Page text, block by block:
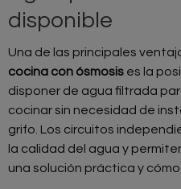
disponible
Una de las principales
cocina con ósmosis es la
disponer de agua filtrada
cocinar sin necesidad de
grifo. Los circuitos
la calidad del agua y
una solución práctica y